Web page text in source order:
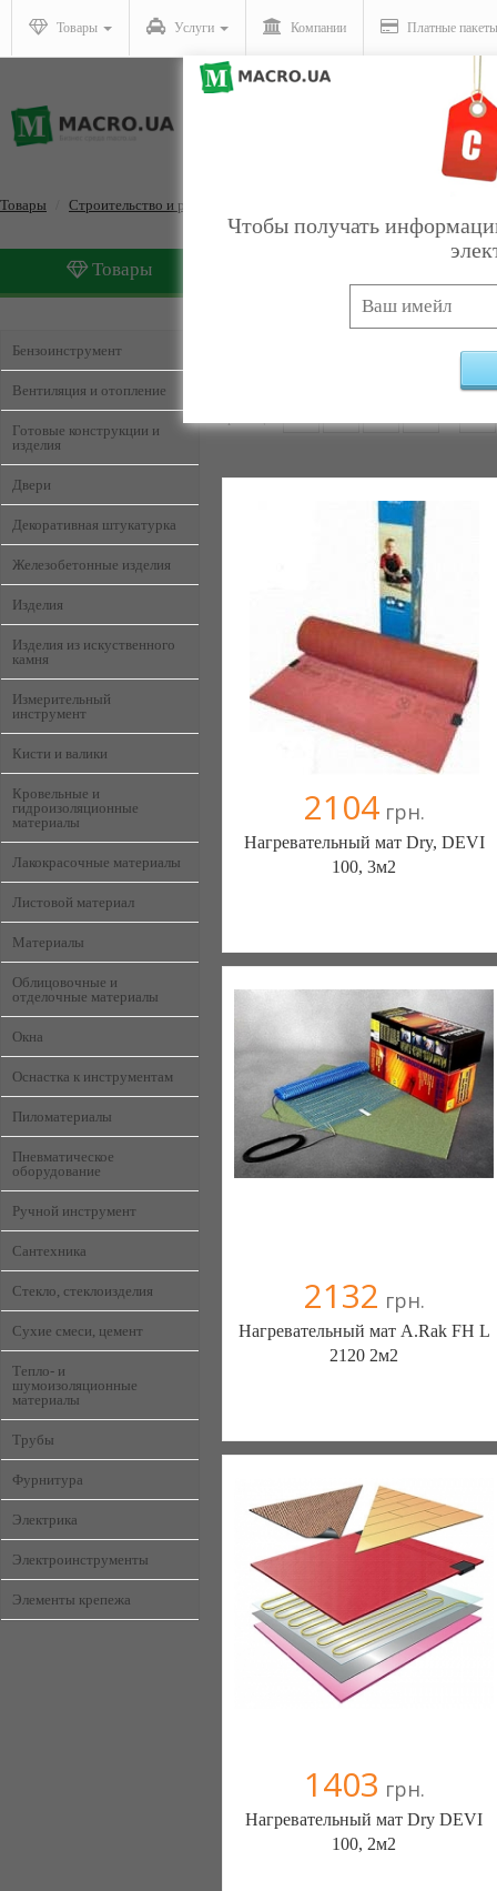
Товары Услуги Компании Платные пакеты
Товары Строительство и ремонт
Товары
Бензоинструмент
Вентиляция и отопление
Готовые конструкции и
изделия
Двери
Декоративная штукатурка
Железобетонные изделия
Изделия
Изделия из искуственного
камня
Измерительный
инструмент
Кисти и валики
Кровельные и
гидроизоляционные
материалы
Лакокрасочные материалы
Листовой материал
Материалы
Облицовочные и
отделочные материалы
Окна
Оснастка к инструментам
Пиломатериалы
Пневматическое
оборудование
Ручной инструмент
Сантехника
Стекло, стеклоизделия
Сухие смеси, цемент
Тепло- и
шумоизоляционные
материалы
Трубы
Фурнитура
Электрика
Электроинструменты
Элементы крепежа
Строительство и ремонт
2104грн.
Нагревательный мат Dry, DEVI
100, 3м2
+38067 0000000
2132 грн.
Нагревательный мат A.Rak FH L
2120 2м2
Компания верифицирована
+38067 0000000
1403 грн.
Нагревательный мат Dry DEVI
100, 2м2
Чтобы получать